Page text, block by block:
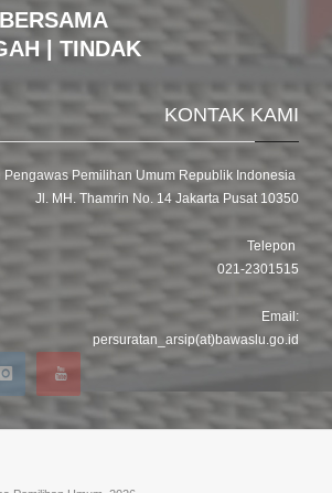
| TINDAK
KONTAK KAMI
Pengawas Pemilihan Umum Republik Indonesia
Jl. MH. Thamrin No. 14 Jakarta Pusat 10350
Telepon
021-2301515
Email:
persuratan_arsip(at)bawaslu.go.id